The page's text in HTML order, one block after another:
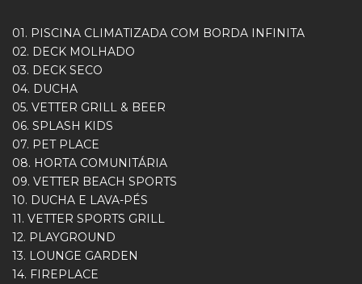
01. PISCINA CLIMATIZADA COM BORDA INFINITA
02. DECK MOLHADO
03. DECK SECO
04. DUCHA
05. VETTER GRILL & BEER
06. SPLASH KIDS
07. PET PLACE
08. HORTA COMUNITÁRIA
09. VETTER BEACH SPORTS
10. DUCHA E LAVA-PÉS
11. VETTER SPORTS GRILL
12. PLAYGROUND
13. LOUNGE GARDEN
14. FIREPLACE